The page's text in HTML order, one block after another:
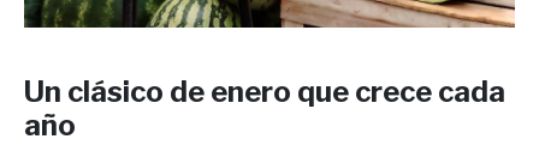
Un clásico de enero que crece cada
año